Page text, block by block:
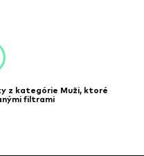
z kategórie Muži, ktoré
filtrami